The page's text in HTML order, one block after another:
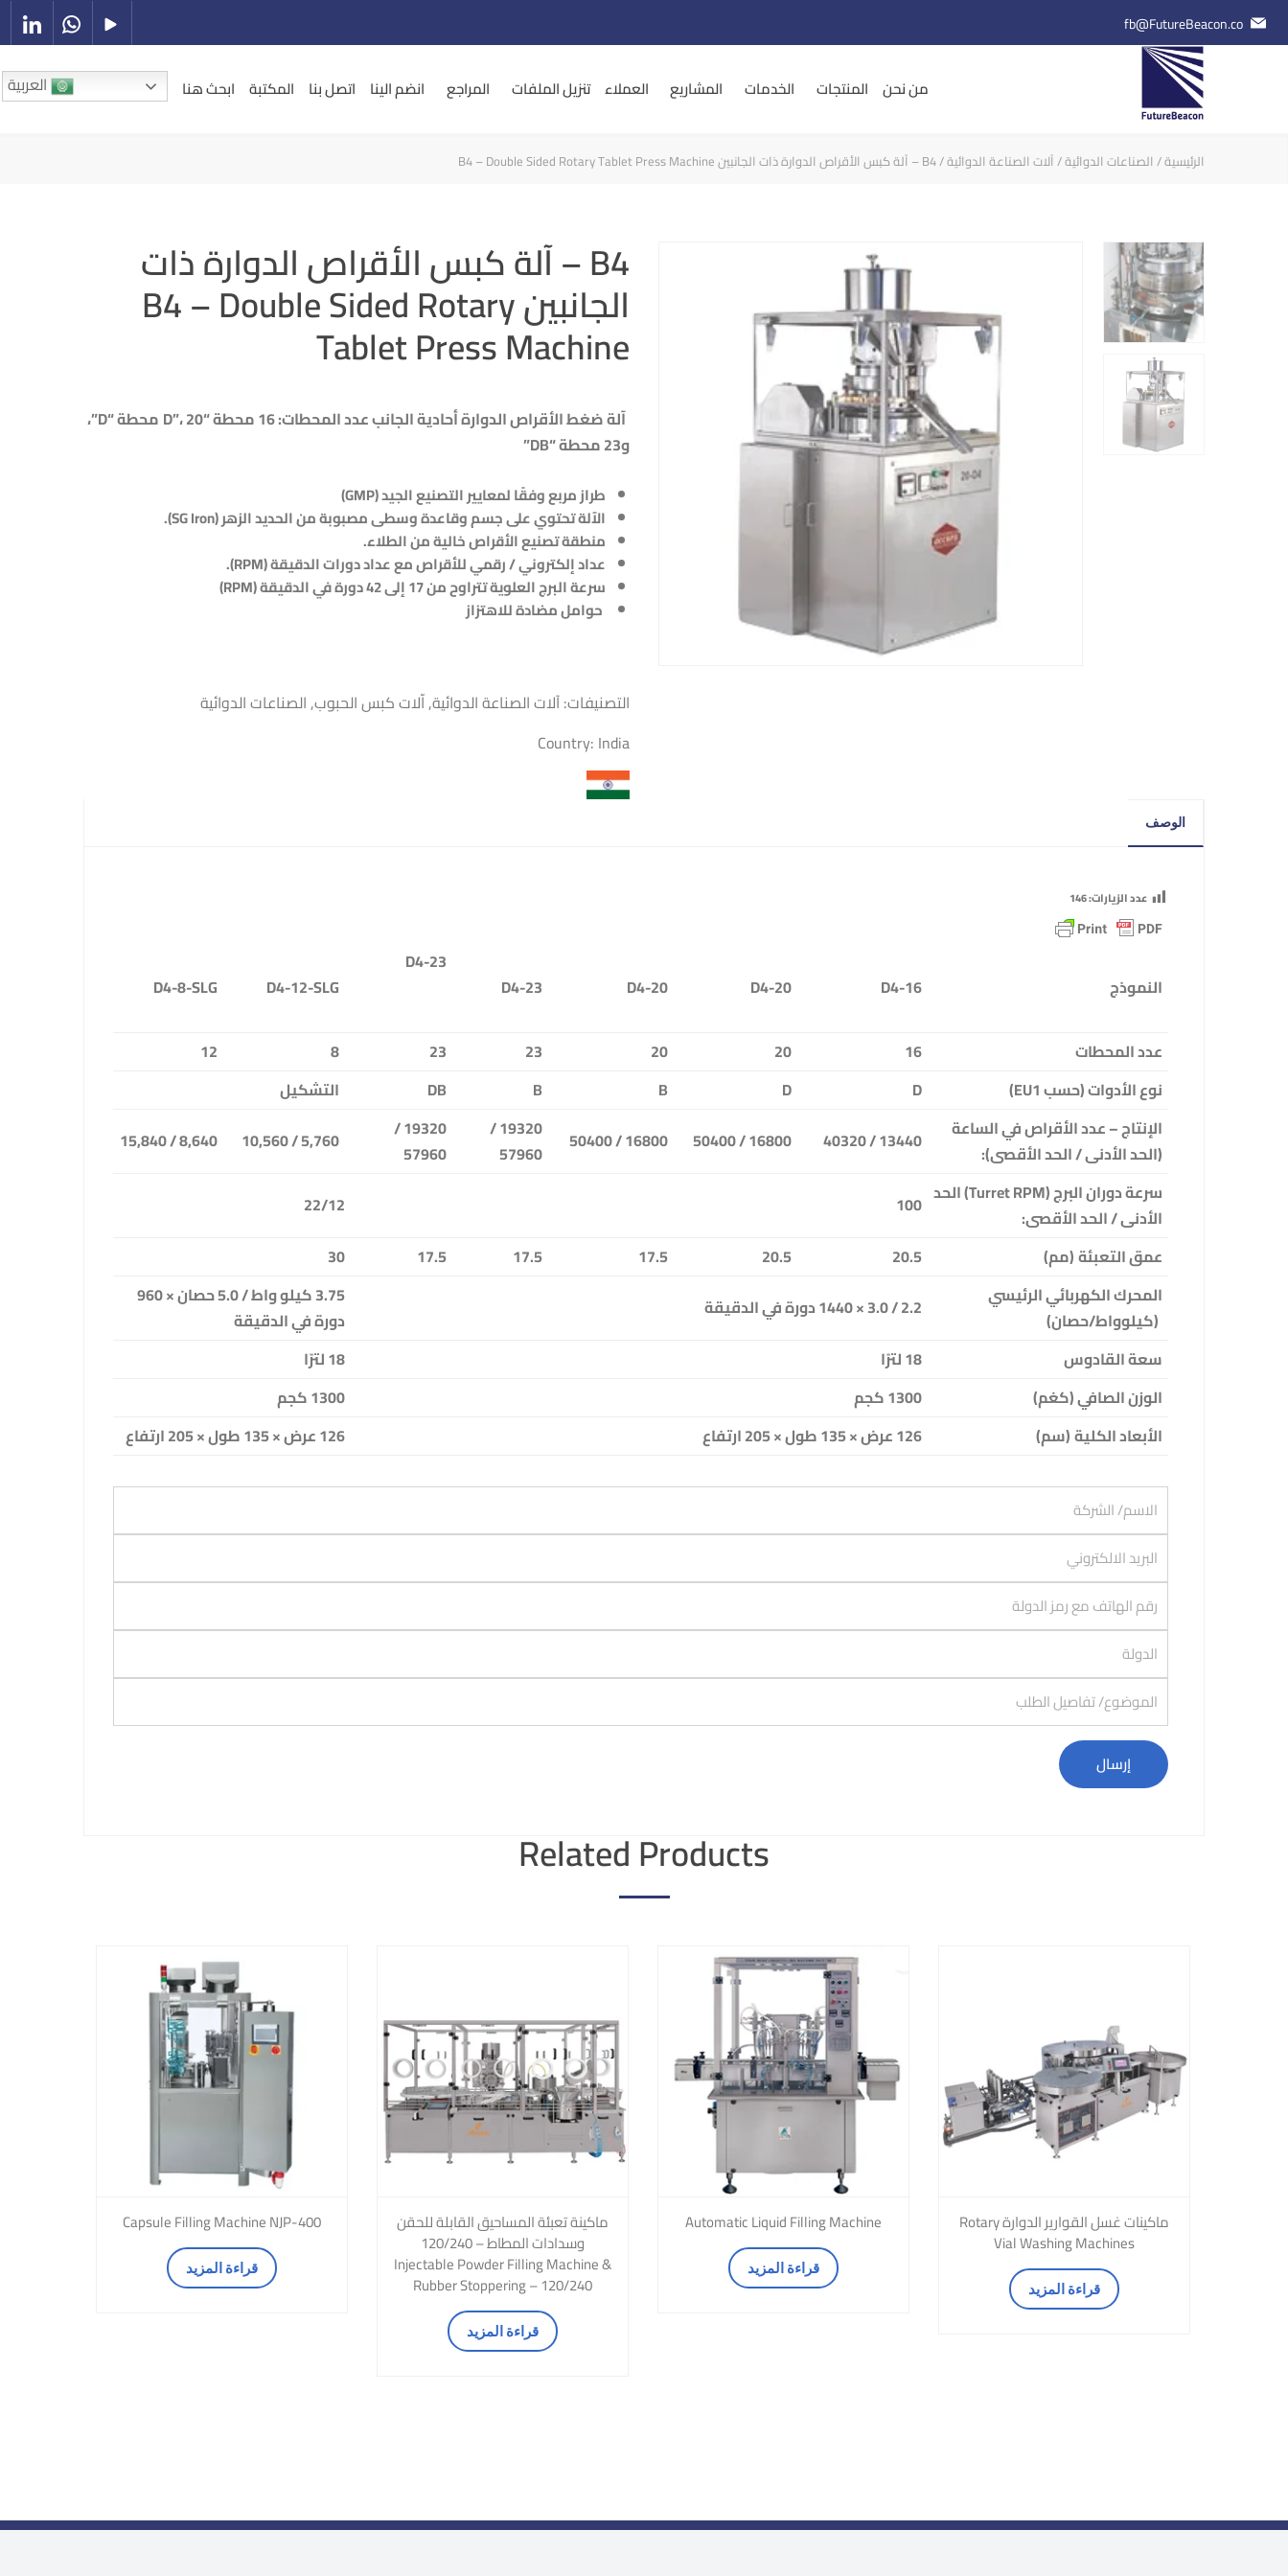
fb@FutureBeacon.co
من نحن المنتجات الخدمات المشاريع العملاء تنزيل الملفات المراجع انضم الينا اتصل بنا المكتبة ابحث هنا العربية
الرئيسية/ الصناعات الدوائية/آلات الصناعة الدوائية/ B4 – آلة كبس الأقراص الدوارة ذات الجانبين B4 – Double Sided Rotary Tablet Press Machine
B4 – آلة كبس الأقراص الدوارة ذات
الجانبين B4 – Double Sided Rotary
Tablet Press Machine
آلة ضغط الأقراص الدوارة أحادية الجانب عدد المحطات: 16 محطة “D”، 20 محطة“D” ،
و23 محطة
“DB”
طراز مربع وفقًا لمعايير التصنيع الجيد(GMP)
الآلة تحتوي على جسم وقاعدة وسطى مصبوبة من الحديد الزهر(SG Iron).
منطقة تصنيع الأقراص خالية من الطلاء.
عداد إلكتروني / رقمي للأقراص مع عداد دورات الدقيقة(RPM).
سرعة البرج العلوية تتراوح من 17 إلى 42 دورة في الدقيقة
(RPM)
حوامل مضادة للاهتزاز
التصنيفات:آلات الصناعة الدوائية,اّلات كبس الحبوب,الصناعات الدوائية
Country: India
الوصف
عدد الزيارات:146
النموذج D4-16
D4-20
D4-20
D4-23
D4-23
D4-12-SLG
D4-8-SLG
عدد المحطات 16
20
20
23
23
8
12
نوع الأدوات (حسبEU1
)
D
D
B
B
DB
التشكيل
الإنتاج – عدد الأقراص في الساعة
(الحد الأدنى / الحد الأقصى):
13440 / 40320
16800 / 50400
16800 / 50400
19320 /
57960
19320 /
57960
5,760 / 10,560
8,640 / 15,840
سرعة دوران البرج(Turret RPM)
الحد
الأدنى / الحد الأقصى:
100
22/12
عمق التعبئة(مم) 20.5
20.5
17.5
17.5
17.5
30
المحرك الكهربائي الرئيسي
(كيلوواط/حصان)
2.2 / 3.0 × 1440 دورة في الدقيقة
3.75 كيلو واط / 5.0 حصان × 960
دورة في الدقيقة
سعة القادوس
18 لترًا
18 لترًا
الوزن الصافي (كغم)
1300 كجم
1300 كجم
الأبعاد الكلية(سم) 126 عرض × 135 طول × 205 ارتفاع 126 عرض × 135 طول × 205 ارتفاع
Related Products
Capsule Filling Machine NJP-400
قراءة المزيد
ماكينة تعبئة المساحيق القابلة للحقن
وسدادات المطاط – 120/240
Injectable Powder Filling Machine &
Rubber Stoppering – 120/240
قراءة المزيد
Automatic Liquid Filling Machine
قراءة المزيد
ماكينات غسل القوارير الدوارة Rotary
Vial Washing Machines
قراءة المزيد